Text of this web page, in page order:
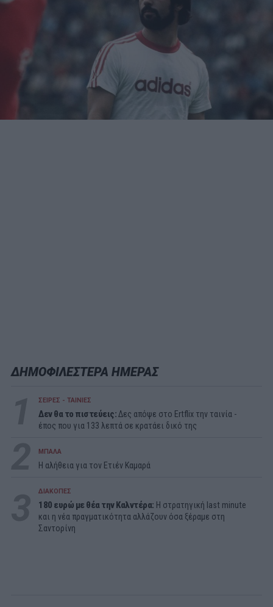
ΔΗΜΟΦΙΛΕΣΤΕΡΑ ΗΜΕΡΑΣ
ΣΕΙΡΕΣ - ΤΑΙΝΙΕΣ
Δεν θα το πιστεύεις:Δες απόψε στο Ertflix την ταινία -
έπος που για 133 λεπτά σε κρατάει δικό της
ΜΠΑΛΑ
Η αλήθεια για τον Ετιέν Καμαρά
ΔΙΑΚΟΠΕΣ
180 ευρώ με θέα την Καλντέρα: Η στρατηγική last minute
και η νέα πραγματικότητα αλλάζουν όσα ξέραμε στη
Σαντορίνη